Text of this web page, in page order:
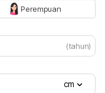
Perempuan
(tahun)
cm